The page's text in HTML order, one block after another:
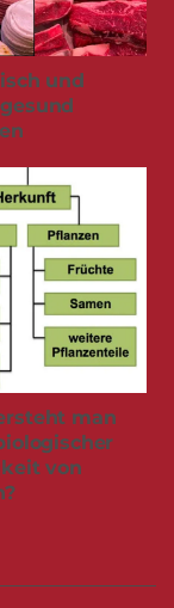
und
man
von